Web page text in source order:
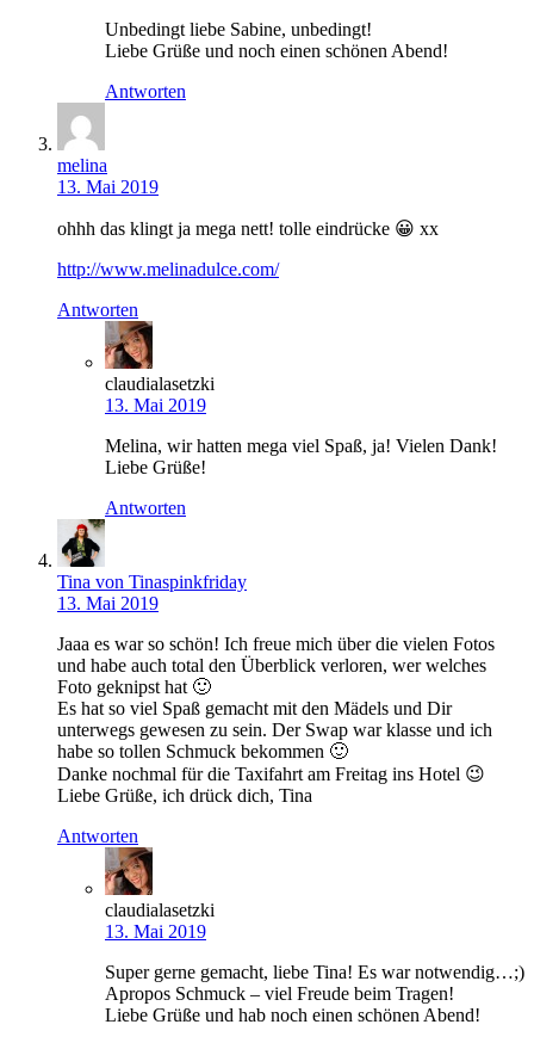
Unbedingt liebe Sabine, unbedingt!
Liebe Grüße und noch einen schönen Abend!
Antworten
melina
13. Mai 2019
ohhh das klingt ja mega nett! tolle eindrücke 😀 xx
http://www.melinadulce.com/
Antworten
claudialasetzki
13. Mai 2019
Melina, wir hatten mega viel Spaß, ja! Vielen Dank!
Liebe Grüße!
Antworten
Tina von Tinaspinkfriday
13. Mai 2019
Jaaa es war so schön! Ich freue mich über die vielen Fotos
und habe auch total den Überblick verloren, wer welches
Foto geknipst hat 🙂
Es hat so viel Spaß gemacht mit den Mädels und Dir
unterwegs gewesen zu sein. Der Swap war klasse und ich
habe so tollen Schmuck bekommen 🙂
Danke nochmal für die Taxifahrt am Freitag ins Hotel 😉
Liebe Grüße, ich drück dich, Tina
Antworten
claudialasetzki
13. Mai 2019
Super gerne gemacht, liebe Tina! Es war notwendig…;)
Apropos Schmuck – viel Freude beim Tragen!
Liebe Grüße und hab noch einen schönen Abend!